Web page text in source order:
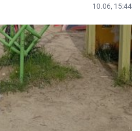
10.06, 15:44